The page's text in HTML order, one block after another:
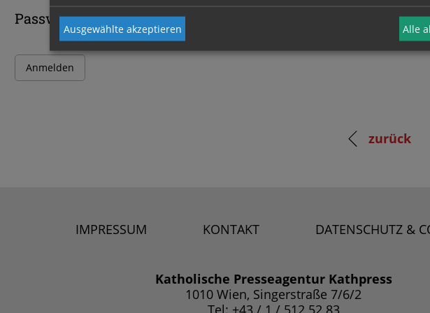
Passwort
zurück
IMPRESSUM KONTAKT DATENSCHUTZ &
Katholische Presseagentur Kathpress
1010 Wien, Singerstraße 7/6/2
Tel: +43 / 1 / 512 52 83
Ausgewählte akzeptieren Alle